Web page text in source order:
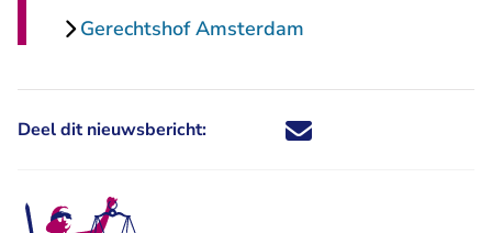
Gerechtshof Amsterdam
Deel dit nieuwsbericht: Deel dit nieuwsbericht via X -
Deel dit nieuwsbericht via
Deel dit nieuwsbericht
Deel dit